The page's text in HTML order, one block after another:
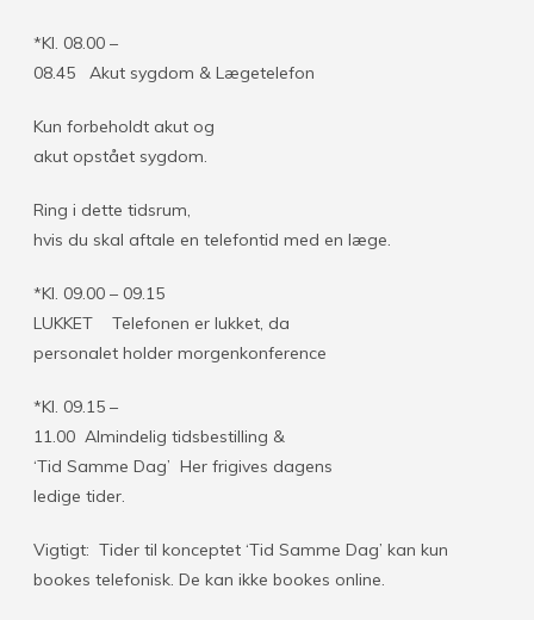
*Kl. 08.00 –
08.45 Akut sygdom & Lægetelefon
Kun forbeholdt akut og
akut opstået sygdom.
Ring i dette tidsrum,
hvis du skal aftale en telefontid med en læge.
*Kl. 09.00 – 09.15
LUKKET Telefonen er lukket, da
personalet holder morgenkonference
*Kl. 09.15 –
11.00 Almindelig tidsbestilling &
‘Tid Samme Dag’ Her frigives dagens
ledige tider.
Vigtigt: Tider til konceptet ‘Tid Samme Dag’ kan kun
bookes telefonisk. De kan ikke bookes online.